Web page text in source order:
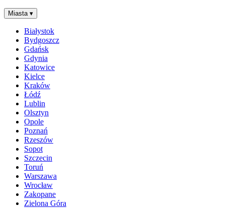
Miasta ▾
Białystok
Bydgoszcz
Gdańsk
Gdynia
Katowice
Kielce
Kraków
Łódź
Lublin
Olsztyn
Opole
Poznań
Rzeszów
Sopot
Szczecin
Toruń
Warszawa
Wrocław
Zakopane
Zielona Góra